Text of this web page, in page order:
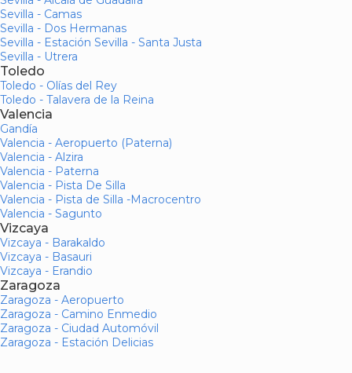
Sevilla - Camas
Sevilla - Dos Hermanas
Sevilla - Estación Sevilla - Santa Justa
Sevilla - Utrera
Toledo
Toledo - Olías del Rey
Toledo - Talavera de la Reina
Valencia
Gandía
Valencia - Aeropuerto (Paterna)
Valencia - Alzira
Valencia - Paterna
Valencia - Pista De Silla
Valencia - Pista de Silla -Macrocentro
Valencia - Sagunto
Vizcaya
Vizcaya - Barakaldo
Vizcaya - Basauri
Vizcaya - Erandio
Zaragoza
Zaragoza - Aeropuerto
Zaragoza - Camino Enmedio
Zaragoza - Ciudad Automóvil
Zaragoza - Estación Delicias